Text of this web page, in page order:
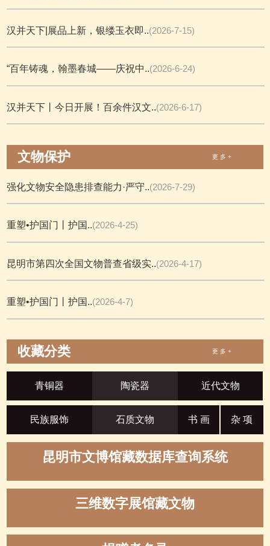
汉并天下|展品上新，银缕玉衣即..(2026-7-15)
“百年铸魂，翰墨春城——庆祝中..(2026-6-24)
汉并天下丨今日开展！百余件汉文..(2026-6-17)
文物保护 更 多 +
强化文物安全隐患排查能力·严守..(2026-7-29)
重塑•护国门丨护国..(2026-4-25)
昆明市第四次全国文物普查省级实..(2026-4-17)
重塑•护国门丨护国..(2026-4-7)
收藏分类 更 多 +
青铜器 陶瓷器 近代文物
民族服饰 石质文物 书 画 杂 项
昆明市文博馆藏数据库查询系统
三维数字展馆藏文物